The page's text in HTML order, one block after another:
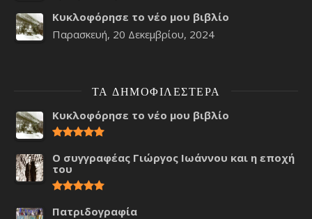
Κυκλοφόρησε το νέο μου βιβλίο
Παρασκευή, 20 Δεκεμβρίου, 2024
ΤΑ ΔΗΜΟΦΙΛΈΣΤΕΡΑ
Κυκλοφόρησε το νέο μου βιβλίο
Ο συγγραφέας Γιώργος Ιωάννου και η εποχή
του
Πατριδογραφία